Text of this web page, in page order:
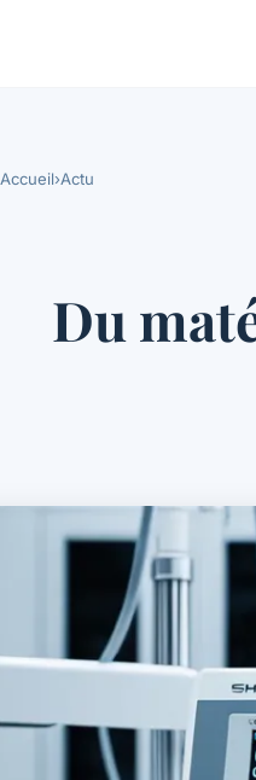
Accueil›Actu
Du